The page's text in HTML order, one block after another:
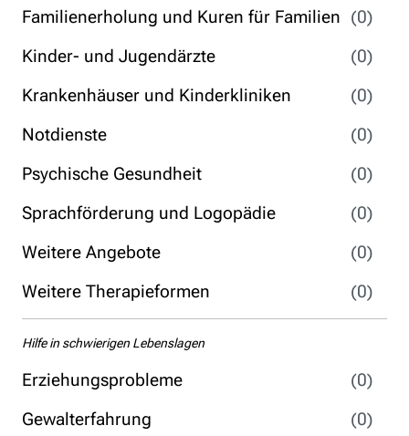
Familienerholung und Kuren für Familien (0)
Kinder- und Jugendärzte
(0)
Krankenhäuser und Kinderkliniken
(0)
Notdienste
(0)
Psychische Gesundheit
(0)
Sprachförderung und Logopädie
(0)
Weitere Angebote
(0)
Weitere Therapieformen
(0)
Hilfe in schwierigen Lebenslagen
Erziehungsprobleme
(0)
Gewalterfahrung
(0)